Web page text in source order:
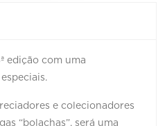
edição com uma
e colecionadores
“bolachas”, será uma